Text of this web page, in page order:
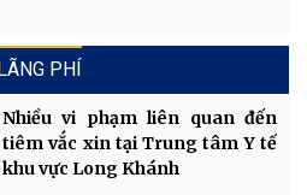
PHÍ
Nhiều vi phạm liên quan đến
tiêm vắc xin tại Trung tâm Y tế
khu vực Long Khánh